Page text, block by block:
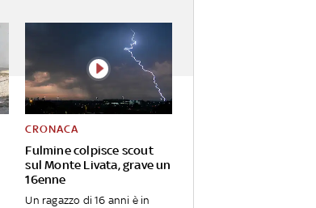
Fulmine colpisce scout
sul Monte Livata, grave un
16enne
CRONACA
Un ragazzo di 16 anni è in